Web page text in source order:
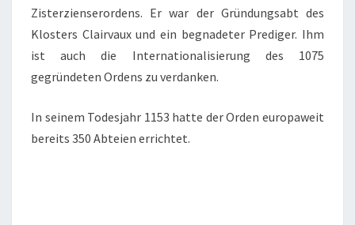
Zisterzienserordens. Er war der Gründungsabt des
Klosters Clairvaux und ein begnadeter Prediger. Ihm
ist auch die Internationalisierung des 1075
gegründeten Ordens zu verdanken.
In seinem Todesjahr 1153 hatte der Orden europaweit
bereits 350 Abteien errichtet.